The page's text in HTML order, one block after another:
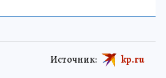
Источник: kp.ru